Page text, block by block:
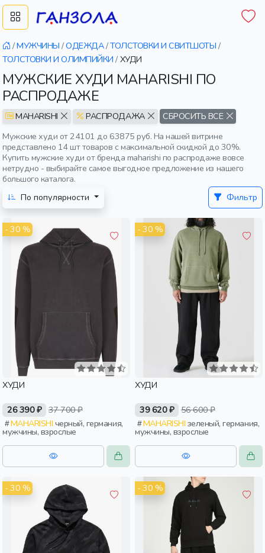
/МУЖЧИНЫ /ОДЕЖДА/ТОЛСТОВКИ И СВИТШОТЫ /
ТОЛСТОВКИ И ОЛИМПИЙКИ / ХУДИ
МУЖСКИЕ ХУДИ MAHARISHI ПО
РАСПРОДАЖЕ
MAHARISHI РАСПРОДАЖА
СБРОСИТЬ ВСЕ
Мужские худи от 24101 до 63875 руб. На нашей витрине
представлено 14 шт товаров с максимальной скидкой до 30%.
Купить мужские худи от бренда maharishi по распродаже вовсе
нетрудно - выбирайте самое выгодное предложение из нашего
большого каталога.
По популярности
Фильтр
- 30 %
ХУДИ
26 390 ₽ 37 700 ₽
MAHARISHI
мужчины, взрослые
- 30 %
ХУДИ
39 620 ₽ 56 600 ₽
MAHARISHI
мужчины, взрослые
- 30 % - 30 %